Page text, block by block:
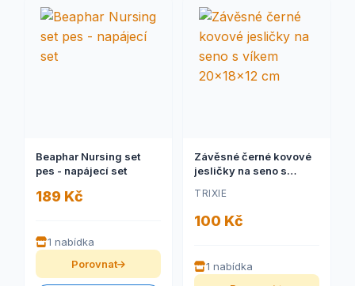
Beaphar Nursing set
pes - napájecí set
189 Kč
1 nabídka
Porovnat
Závěsné černé kovové
jesličky na seno s
TRIXIE
100 Kč
1 nabídka